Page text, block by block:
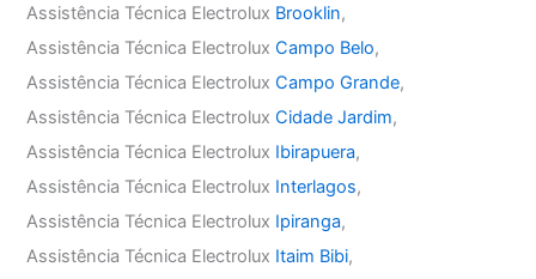
Assistência Técnica Electrolux Brooklin,
Assistência Técnica ElectroluxCampo Belo,
Assistência Técnica ElectroluxCampo Grande,
Assistência Técnica ElectroluxCidade Jardim,
Assistência Técnica Electrolux Ibirapuera,
Assistência Técnica Electrolux Interlagos,
Assistência Técnica Electrolux Ipiranga,
Assistência Técnica Electrolux Itaim Bibi,